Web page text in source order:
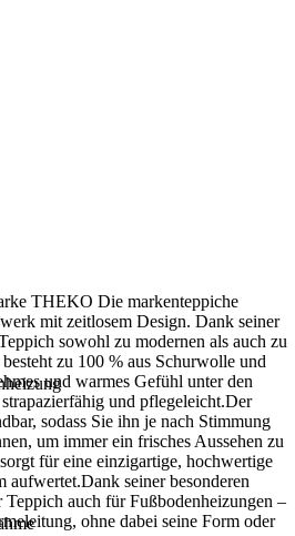
THEKO Die markenteppiche
mit zeitlosem Design. Dank seiner
sowohl zu modernen als auch zu
zu 100 % aus Schurwolle und
und warmes Gefühl unter den
und pflegeleicht.Der
sodass Sie ihn je nach Stimmung
um immer ein frisches Aussehen zu
für eine einzigartige, hochwertige
aufwertet.Dank seiner besonderen
Teppich auch für Fußbodenheizungen –
ohne dabei seine Form oder